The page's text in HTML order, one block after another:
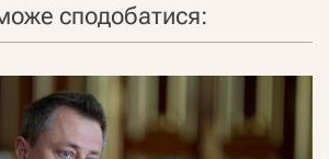
сподобатися: